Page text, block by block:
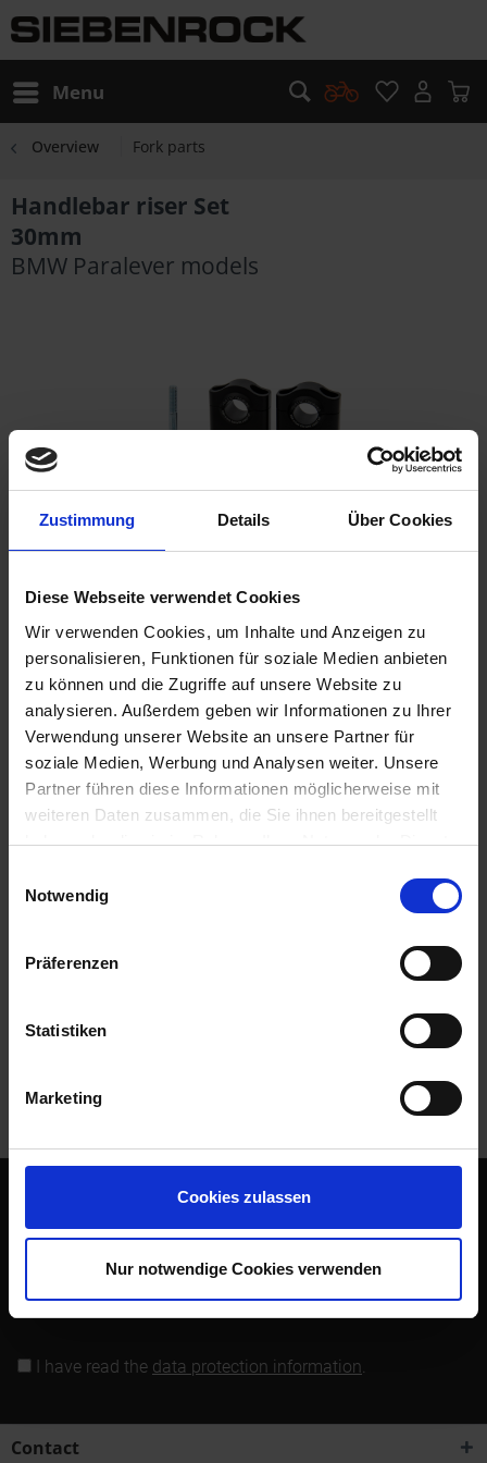
Zustimmung Details Über Cookies
Diese Webseite verwendet Cookies
Wir verwenden Cookies, um Inhalte und Anzeigen zu
personalisieren, Funktionen für soziale Medien anbieten
zu können und die Zugriffe auf unsere Website zu
analysieren. Außerdem geben wir Informationen zu Ihrer
Verwendung unserer Website an unsere Partner für
soziale Medien, Werbung und Analysen weiter. Unsere
Partner führen diese Informationen möglicherweise mit
weiteren Daten zusammen, die Sie ihnen bereitgestellt
haben oder die sie im Rahmen Ihrer Nutzung der Dienste
Cookies, wenn Sie unsere Webseite weiterhin nutzen.
Notwendig
Präferenzen
Statistiken
Marketing
Cookies zulassen
Nur notwendige Cookies verwenden
Menu
Overview Fork parts
Handlebar riser Set
30mm
BMW Paralever models
€79.00
Ready to ship today, Delivery time appr. 2-4 workdays within
Germany
Add to shopping cart
Remember Comment
part no.: 3271999
A barely-visible conversion with a resounding effect! 30mm
Evaluations
longer miss any offers or news of Siebenrock.
Subscribe to newsletter
I have read the data protection information.
Contact